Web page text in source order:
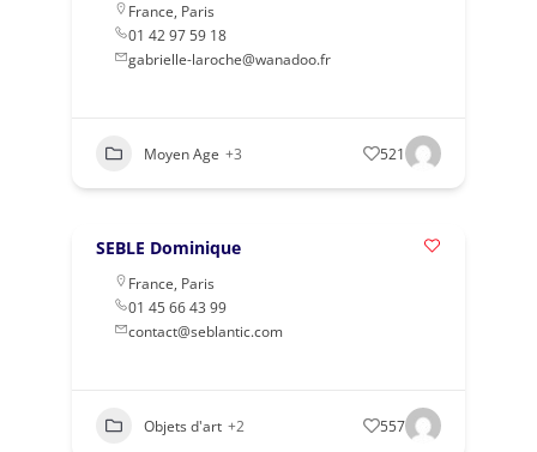
France, Paris
01 42 97 59 18
gabrielle-laroche@wanadoo.fr
Moyen Age +3 521
SEBLE Dominique
France, Paris
01 45 66 43 99
contact@seblantic.com
Objets d'art +2 557